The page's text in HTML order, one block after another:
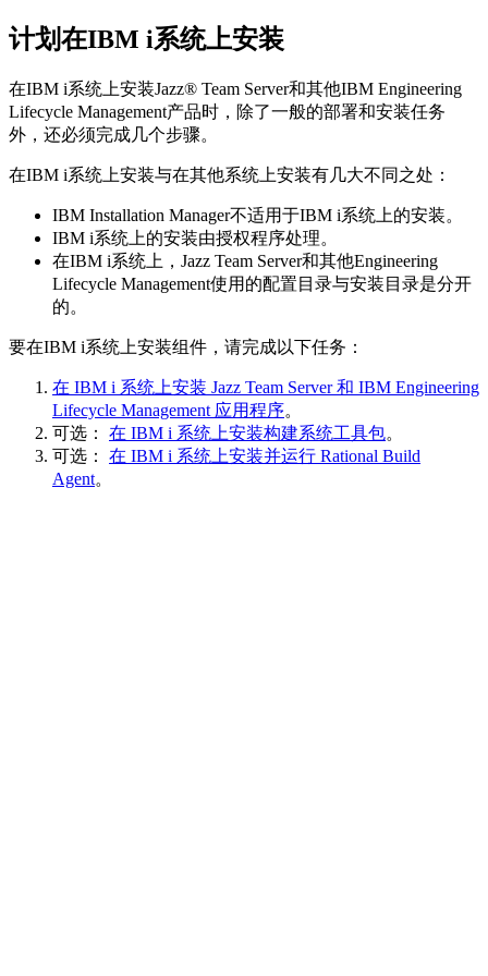
计划在IBM i系统上安装
在IBM i系统上安装Jazz® Team Server和其他IBM Engineering
Lifecycle Management产品时，除了一般的部署和安装任务
外，还必须完成几个步骤。
在IBM i系统上安装与在其他系统上安装有几大不同之处：
IBM Installation Manager不适用于IBM i系统上的安装。
IBM i系统上的安装由授权程序处理。
在IBM i系统上， Jazz Team Server和其他Engineering
Lifecycle Management使用的配置目录与安装目录是分开
的。
要在IBM i系统上安装组件，请完成以下任务：
在 IBM i 系统上安装 Jazz Team Server 和 IBM Engineering
Lifecycle Management 应用程序。
可选： 在 IBM i 系统上安装构建系统工具包。
可选： 在 IBM i 系统上安装并运行 Rational Build
Agent。